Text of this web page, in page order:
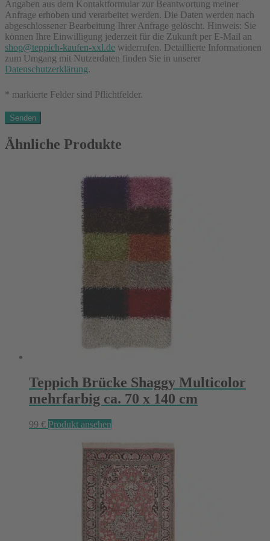
Angaben aus dem Kontaktformular zur Beantwortung meiner
Anfrage erhoben und verarbeitet werden. Die Daten werden nach
abgeschlossener Bearbeitung Ihrer Anfrage gelöscht. Hinweis: Sie
können Ihre Einwilligung jederzeit für die Zukunft per E-Mail an
shop@teppich-kaufen-xxl.de widerrufen. Detaillierte Informationen
zum Umgang mit Nutzerdaten finden Sie in unserer
Datenschutzerklärung.
* markierte Felder sind Pflichtfelder.
Ähnliche Produkte
Teppich Brücke Shaggy Multicolor
mehrfarbig ca. 70 x 140 cm
99 € Produkt ansehen